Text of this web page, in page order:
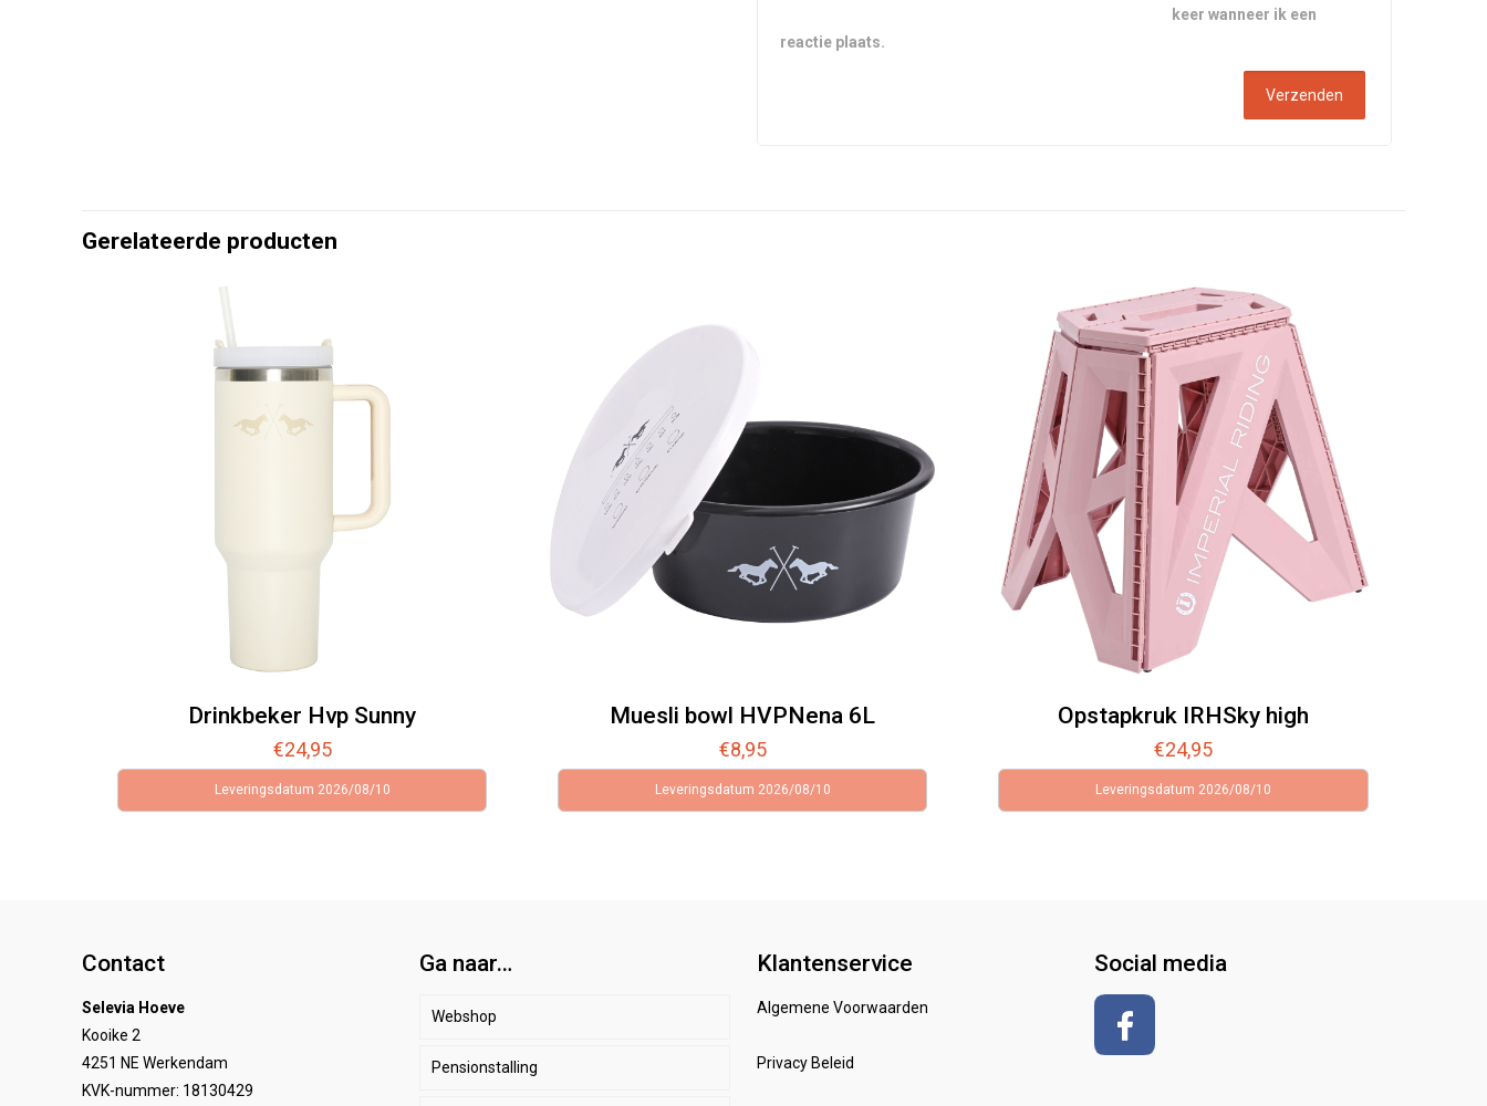
keer wanneer ik een
reactie plaats.
Gerelateerde producten
Drinkbeker Hvp Sunny
€24,95
Leveringsdatum 2026/08/10
Muesli bowl HVPNena 6L
€8,95
Leveringsdatum 2026/08/10
Opstapkruk IRHSky high
€24,95
Leveringsdatum 2026/08/10
Contact
Selevia Hoeve
Kooike 2
4251 NE Werkendam
KVK-nummer: 18130429
Ga naar…
Webshop
Paard
Pensionstalling
Klantenservice
Algemene Voorwaarden
Privacy Beleid
Social media